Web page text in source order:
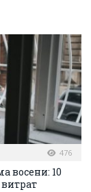
476
восени: 10